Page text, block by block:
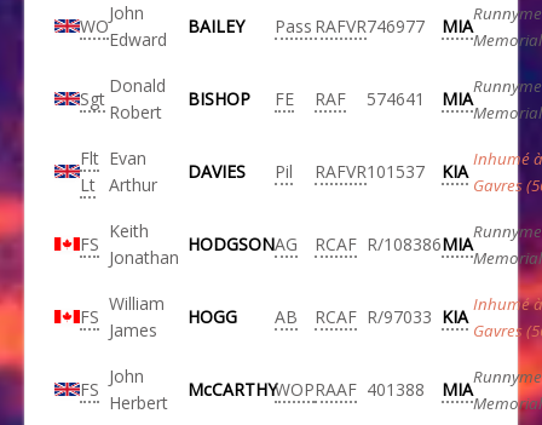
WO
John
Edward
BAILEY Pass RAFVR746977 MIA
Memorial
Sgt
Donald
Robert
BISHOP FE RAF 574641 MIA
Memorial
Flt
Lt
Evan
Arthur
DAVIES Pil RAFVR101537 KIA
Inhumé à
Gavres
FS
Keith
Jonathan
HODGSONAG RCAF R/108386MIA
Memorial
FS
William
James
HOGG AB RCAF R/97033 KIA
Inhumé à
Gavres
FS
John
Herbert
McCARTHYWOPRAAF 401388 MIA
Memorial